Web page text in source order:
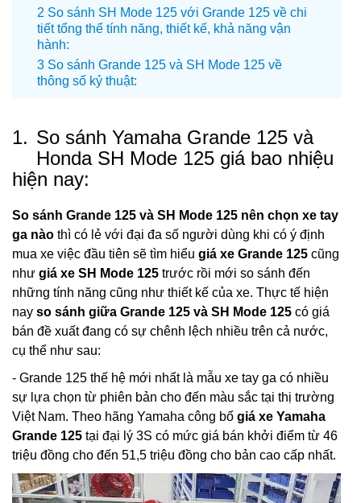
So sánh SH Mode 125 với Grande 125 về chi
tiết tổng thể tính năng, thiết kế, khả năng vận
hành:
So sánh Grande 125 và SH Mode 125 về
thông số kỷ thuật:
1. So sánh Yamaha Grande 125 và
Honda SH Mode 125 giá bao nhiệu
hiện nay:
So sánh Grande 125 và SH Mode 125 nên chọn xe tay
ga nào thì có lẻ với đại đa số người dùng khi có ý định
mua xe việc đầu tiên sẽ tìm hiểu giá xe Grande 125 cũng
như giá xe SH Mode 125 trước rồi mới so sánh đến
những tính năng cũng như thiết kế của xe. Thực tế hiện
nay so sánh giữa Grande 125 và SH Mode 125 có giá
bán đề xuất đang có sự chênh lệch nhiều trên cả nước,
cụ thể như sau:
- Grande 125 thế hệ mới nhất là mẫu xe tay ga có nhiều
sự lựa chọn từ phiên bản cho đến màu sắc tại thị trường
Việt Nam. Theo hãng Yamaha công bố giá xe Yamaha
Grande 125 tại đại lý 3S có mức giá bán khởi điểm từ 46
triệu đồng cho đến 51,5 triệu đồng cho bản cao cấp nhất.